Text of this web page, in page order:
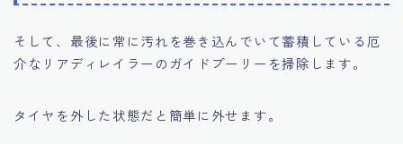
そして、最後に常に汚れを巻き込んでいて蓄積している厄
介なリアディレイラーのガイドプーリーを掃除します。
タイヤを外した状態だと簡単に外せます。